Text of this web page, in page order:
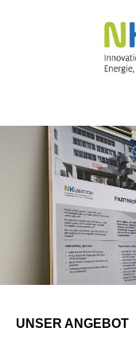
UNSER ANGEBOT